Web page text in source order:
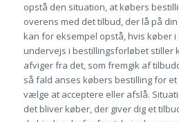
opstå den situation, at købers
overens med det tilbud, der lå på
kan for eksempel opstå, hvis køber
undervejs i bestillingsforløbet stiller
afviger fra det, som fremgik af
så fald anses købers bestilling for
vælge at acceptere eller afslå.
det bliver køber, der giver dig et